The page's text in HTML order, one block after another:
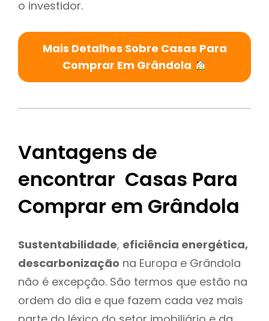
o investidor.
Mais Detalhes Sobre Casas Para
Comprar Em Grândola
Vantagens de
encontrar Casas Para
Comprar em Grândola
Sustentabilidade, eficiência energética,
descarbonização na Europa e Grândola
não é excepção. São termos que estão na
ordem do dia e que fazem cada vez mais